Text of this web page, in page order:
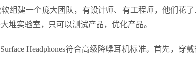
软组建一个庞大团队，有设计师、有工程师，他们花
堆实验室，只可以测试产品，优化产品。
Headphones符合高级降噪耳机标准。首先，穿